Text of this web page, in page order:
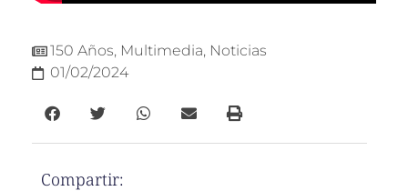
150 Años, Multimedia, Noticias
01/02/2024
Compartir: